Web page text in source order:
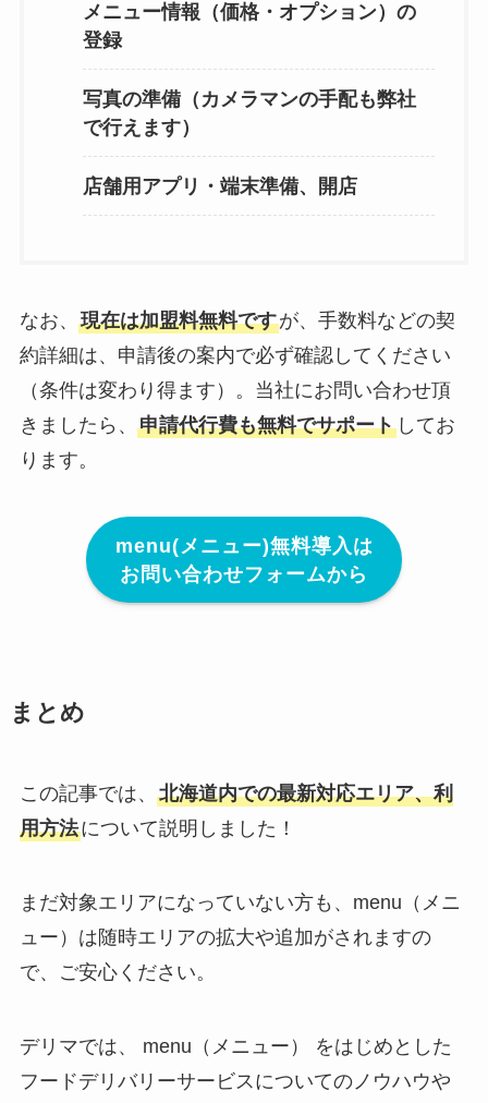
メニュー情報（価格・オプション）の
登録
写真の準備（カメラマンの手配も弊社
で行えます）
店舗用アプリ・端末準備、開店
なお、 現在は加盟料無料ですが、手数料などの契
約詳細は、申請後の案内で必ず確認してください
（条件は変わり得ます）。当社にお問い合わせ頂
きましたら、 申請代行費も無料でサポートしてお
ります。
menu(メニュー)無料導入は
お問い合わせフォームから
まとめ
この記事では、 北海道内での最新対応エリア、利
用方法について説明しました！
まだ対象エリアになっていない方も、menu（メニ
ュー）は随時エリアの拡大や追加がされますの
で、ご安心ください。
デリマでは、 menu（メニュー） をはじめとした
フードデリバリーサービスについてのノウハウや